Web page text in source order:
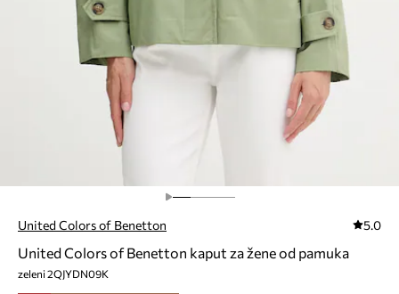
United Colors of Benetton 5.0
United Colors of Benetton kaput za žene od pamuka
zeleni 2QJYDN09K